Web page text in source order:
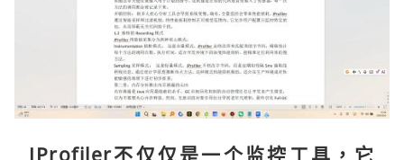
JProfiler不仅仅是一个监控工具，它